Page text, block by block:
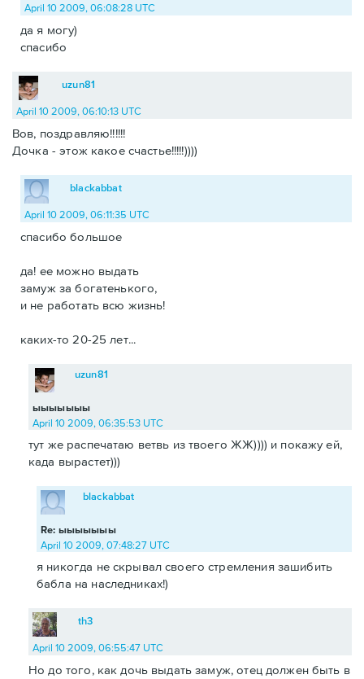
April 10 2009, 06:08:28 UTC
да я могу)
спасибо
uzun81
April 10 2009, 06:10:13 UTC
Вов, поздравляю!!!!!!
Дочка - этож какое счастье!!!!!))))
blackabbat
April 10 2009, 06:11:35 UTC
спасибо большое
да! ее можно выдать
замуж за богатенького,
и не работать всю жизнь!
каких-то 20-25 лет...
ыыыыыыы
uzun81
April 10 2009, 06:35:53 UTC
тут же распечатаю ветвь из твоего ЖЖ)))) и покажу ей,
када вырастет)))
Re: ыыыыыыы
blackabbat
April 10 2009, 07:48:27 UTC
я никогда не скрывал своего стремления зашибить
бабла на наследниках!)
th3
April 10 2009, 06:55:47 UTC
Но до того, как дочь выдать замуж, отец должен быть в